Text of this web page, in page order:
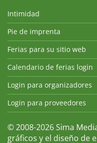
Intimidad
Pie de imprenta
Ferias para su sitio web
Calendario de ferias login
Login para organizadores
Login para proveedores
© 2008-2026 Sima
gráficos y el diseño de